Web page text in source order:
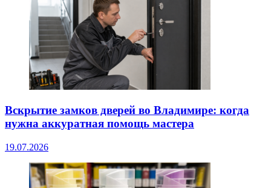
Вскрытие замков дверей во Владимире: когда
нужна аккуратная помощь мастера
19.07.2026